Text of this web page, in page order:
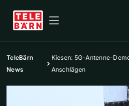
TeleBärn
News
Kiesen: 5G-Antenne-
Anschlägen